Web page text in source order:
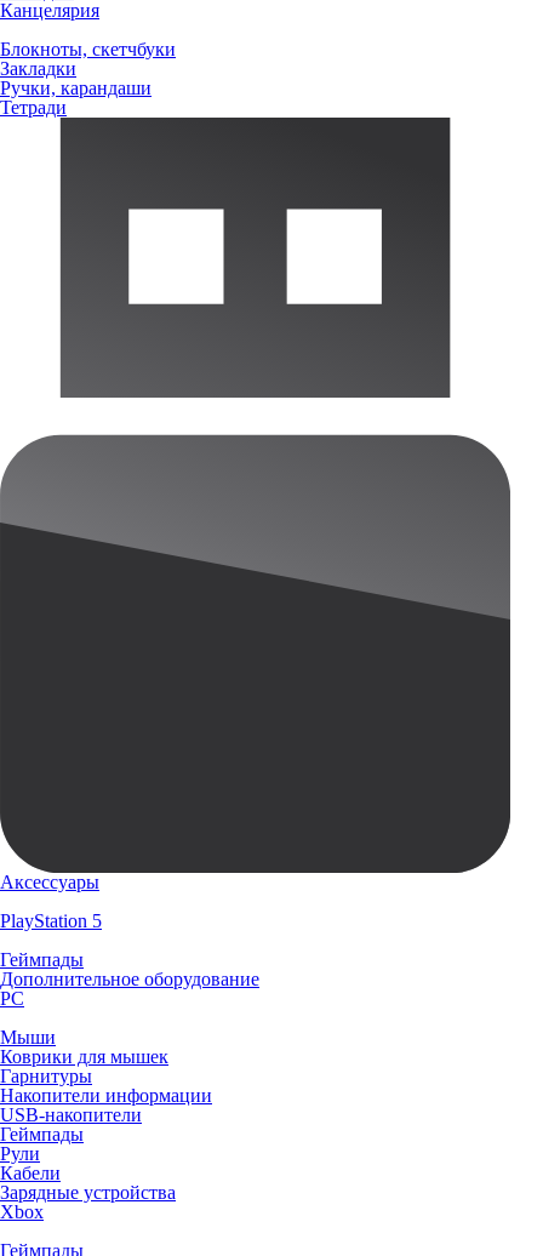
Канцелярия
Блокноты, скетчбуки
Закладки
Ручки, карандаши
Тетради
Аксессуары
PlayStation 5
Геймпады
Дополнительное оборудование
PC
Мыши
Коврики для мышек
Гарнитуры
Накопители информации
USB-накопители
Геймпады
Рули
Кабели
Зарядные устройства
Xbox
Геймпады